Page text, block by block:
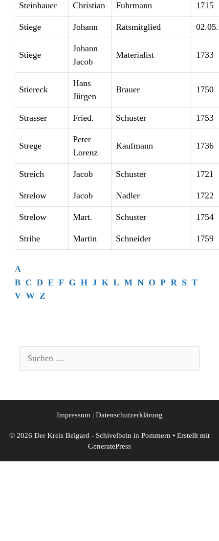
Steinhauer Christian Fuhrmann 1715
Stiege Johann Ratsmitglied
Stiege
Johann
Jacob
Materialist 1733
Stiereck
Hans
Jürgen
Brauer 1750
Strasser Fried. Schuster 1753
Strege
Peter
Lorenz
Kaufmann 1736
Streich Jacob Schuster 1721
Strelow Jacob Nadler 1722
Strelow Mart. Schuster 1754
Strihe Martin Schneider 1759
A
B C D E F G H J K L M N O P R S T
V W Z
nach:
Impressum | Datenschutzerklärung
© 2026 Der Kreis Belgard - Schivelbein in Pommern • Erstellt mit
GeneratePress